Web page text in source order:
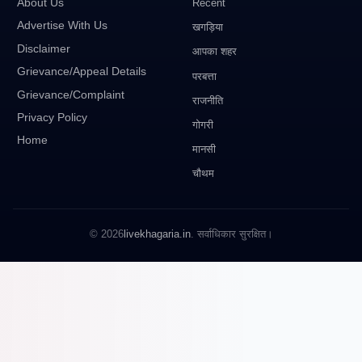
About Us
Advertise With Us
Disclaimer
Grievance/Appeal Details
Grievance/Complaint
Privacy Policy
Home
Recent
खगड़िया
आपका शहर
परबत्ता
राजनीति
गोगरी
मानसी
चौथम
© 2026livekhagaria.in. सर्वाधिकार सुरक्षित।